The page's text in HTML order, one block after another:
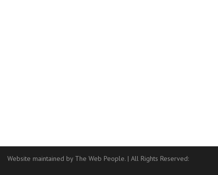
Website maintained by The Web People. | All Rights Reserved: